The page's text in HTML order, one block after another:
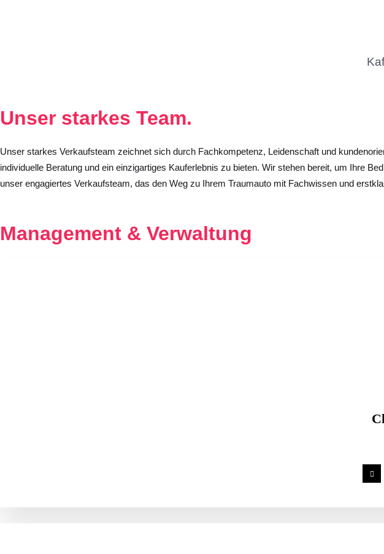
Unser starkes Team.
Unser starkes Verkaufsteam zeichnet sich durch Fachkompetenz, Leidenschaft und
individuelle Beratung und ein einzigartiges Kauferlebnis zu bieten. Wir stehen bereit, um Ihre
unser engagiertes Verkaufsteam, das den Weg zu Ihrem Traumauto mit Fachwissen und
Management & Verwaltung